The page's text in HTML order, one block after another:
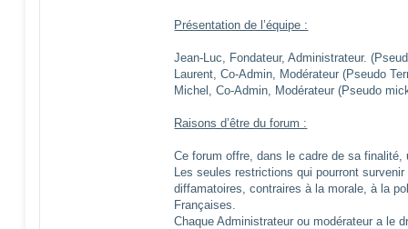
Présentation de l’équipe :
Jean-Luc, Fondateur, Administrateur.
Laurent, Co-Admin, Modérateur (Pseudo
Michel, Co-Admin, Modérateur (Pseudo
Raisons d’être du forum :
Ce forum offre, dans le cadre de sa finalité,
Les seules restrictions qui pourront
diffamatoires, contraires à la morale, à la
Françaises.
Chaque Administrateur ou modérateur a le